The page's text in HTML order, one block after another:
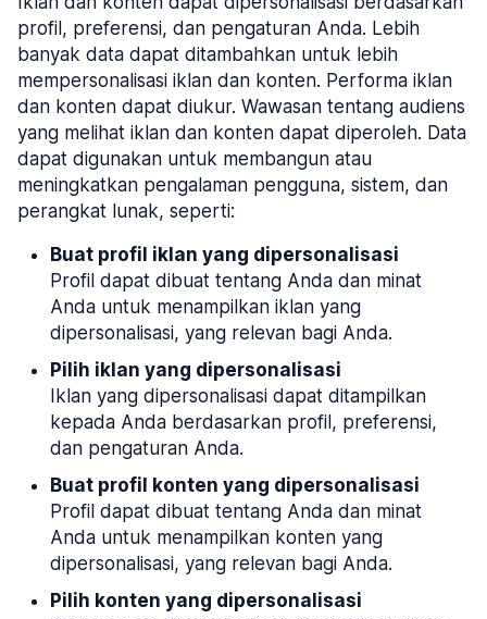
profil, preferensi, dan pengaturan Anda. Lebih
banyak data dapat ditambahkan untuk lebih
mempersonalisasi iklan dan konten. Performa iklan
dan konten dapat diukur. Wawasan tentang audiens
yang melihat iklan dan konten dapat diperoleh. Data
dapat digunakan untuk membangun atau
meningkatkan pengalaman pengguna, sistem, dan
perangkat lunak, seperti:
Buat profil iklan yang dipersonalisasi
Profil dapat dibuat tentang Anda dan minat
Anda untuk menampilkan iklan yang
dipersonalisasi, yang relevan bagi Anda.
Pilih iklan yang dipersonalisasi
Iklan yang dipersonalisasi dapat ditampilkan
kepada Anda berdasarkan profil, preferensi,
dan pengaturan Anda.
Buat profil konten yang dipersonalisasi
Profil dapat dibuat tentang Anda dan minat
Anda untuk menampilkan konten yang
dipersonalisasi, yang relevan bagi Anda.
Pilih konten yang dipersonalisasi